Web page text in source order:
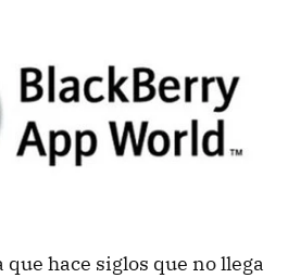
que hace siglos que no llega